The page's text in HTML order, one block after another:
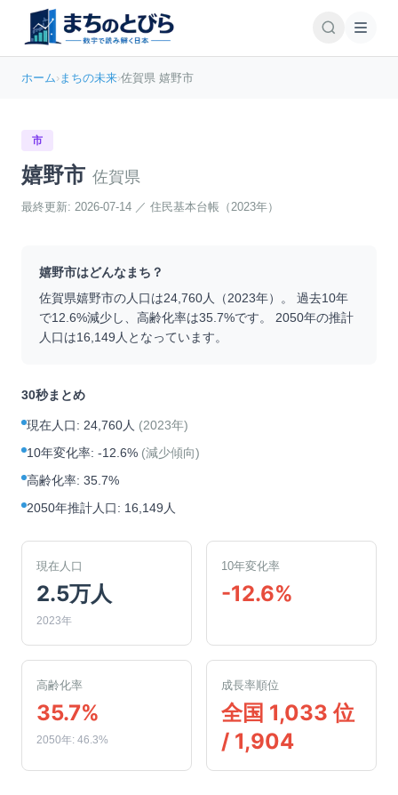
ホーム›まちの未来›佐賀県 嬉野市
市
嬉野市 佐賀県
最終更新: 2026-07-14 ／ 住民基本台帳（2023年）
嬉野市はどんなまち？
佐賀県嬉野市の人口は24,760人（2023年）。 過去10年
で12.6%減少し、高齢化率は35.7%です。 2050年の推計
人口は16,149 人となっています。
30秒まとめ
現在人口: 24,760人 (2023年)
10年変化率: -12.6% (減少傾向)
高齢化率: 35.7%
2050年推計人口: 16,149人
現在人口
2.5万人
2023年
10年変化率
-12.6%
高齢化率
35.7%
2050年: 46.3%
成長率順位
全国 1,033 位
/ 1,904